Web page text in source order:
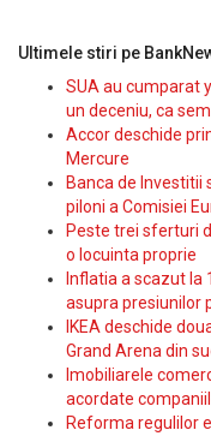
Ultimele stiri pe
SUA au cumparat
un deceniu, ca
Accor deschide
Mercure
Banca de Investitii
piloni a Comisiei
Peste trei sferturi
o locuinta proprie
Inflatia a scazut la
asupra presiunilor
IKEA deschide
Grand Arena din
Imobiliarele
acordate
Reforma regulilor